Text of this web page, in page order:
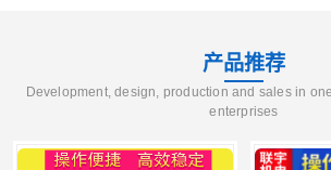
产品推荐
Development, design, production and sales in
enterprises